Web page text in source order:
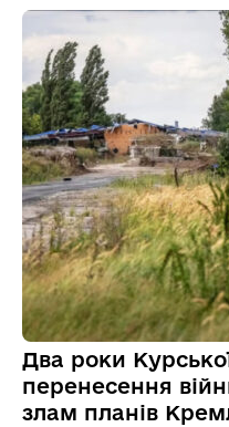
Два роки
перенесення
злам планів